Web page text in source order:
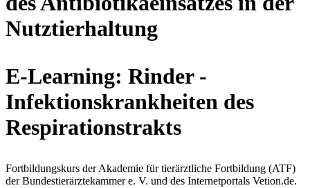
Nutztierhaltung
E-Learning: Rinder -
Infektionskrankheiten des
Respirationstrakts
Fortbildungskurs der Akademie für tierärztliche Fortbildung (ATF)
der Bundestierärztekammer e. V. und des Internetportals Vetion.de.